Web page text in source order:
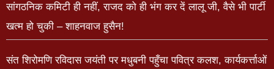
सांगठनिक कमिटी ही नहीं, राजद को ही भंग कर दें लालू जी, वैसे भी पार्टी
खत्म हो चुकी – शाहनवाज हुसैन!
संत शिरोमणि रविदास जयंती पर मधुबनी पहुँचा पवित्र कलश, कार्यकर्त्ताओं